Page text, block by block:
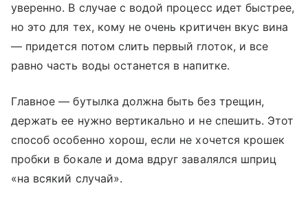
уверенно. В случае с водой процесс идет быстрее,
но это для тех, кому не очень критичен вкус вина
— придется потом слить первый глоток, и все
равно часть воды останется в напитке.
Главное — бутылка должна быть без трещин,
держать ее нужно вертикально и не спешить. Этот
способ особенно хорош, если не хочется крошек
пробки в бокале и дома вдруг завалялся шприц
«на всякий случай».